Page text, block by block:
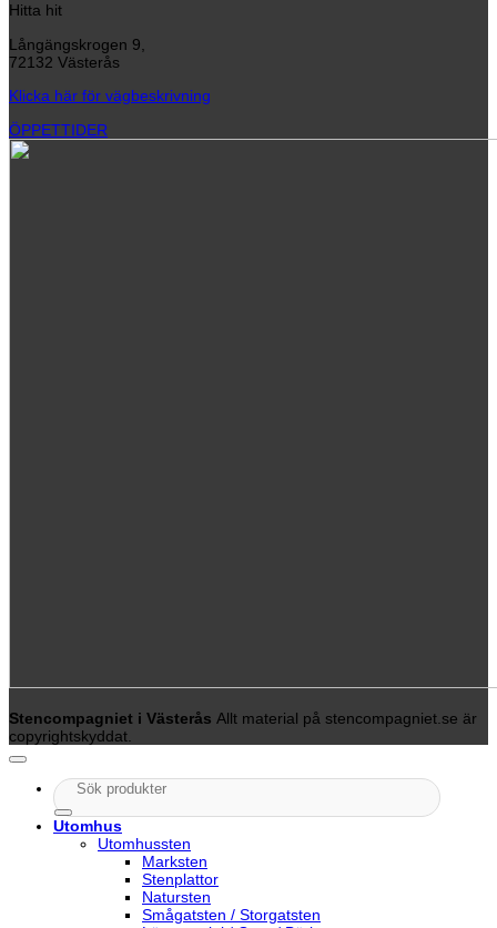
Hitta hit
Långängskrogen 9,
72132 Västerås
Klicka här för vägbeskrivning
ÖPPETTIDER
Stencompagniet i Västerås Allt material på stencompagniet.se är
copyrightskyddat.
Sök
efter:
Utomhus
Utomhussten
Marksten
Stenplattor
Natursten
Smågatsten / Storgatsten